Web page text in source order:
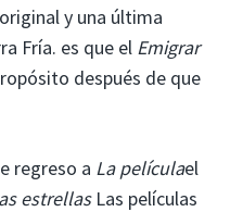
y una última
Fría. es que el Emigrar
después de que
regreso a La películael
estrellasLas películas